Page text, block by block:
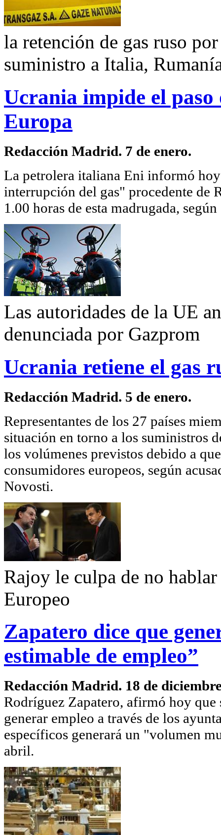
la retención de gas ruso
suministro a Italia,
Ucrania impide el paso
Europa
Redacción Madrid. 7 de enero.
La petrolera italiana Eni informó
interrupción del gas" procedente de
1.00 horas de esta madrugada,
Las autoridades de la UE
denunciada por Gazprom
Ucrania retiene el gas
Redacción Madrid. 5 de enero.
Representantes de los 27 países
situación en torno a los suministros
los volúmenes previstos debido a
consumidores europeos, según
Novosti.
Rajoy le culpa de no
Europeo
Zapatero dice que
estimable de empleo”
Redacción Madrid. 18 de
Rodríguez Zapatero, afirmó hoy que
generar empleo a través de los
específicos generará un "volumen
abril.